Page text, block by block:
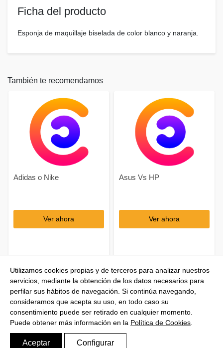
Ficha del producto
Esponja de maquillaje biselada de color blanco y naranja.
También te recomendamos
Adidas o Nike
Ver ahora
Asus Vs HP
Ver ahora
Política de privacidad
Aviso Legal
Utilizamos cookies propias y de terceros para analizar nuestros
servicios, mediante la obtención de los datos necesarios para
perfilar sus hábitos de navegación. Si continúa navegando,
consideramos que acepta su uso, en todo caso su
consentimiento puede ser retirado en cualquier momento.
Puede obtener más información en la Política de Cookies
Aceptar Configurar